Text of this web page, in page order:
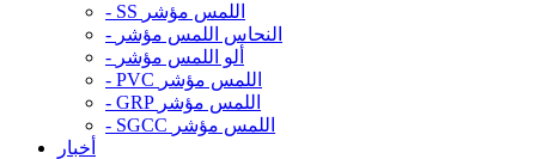
-
SS اللمس مؤشر
- النحاس اللمس مؤشر
- ألو اللمس مؤشر
-
PVC اللمس مؤشر
-
GRP اللمس مؤشر
-
SGCC اللمس مؤشر
أخبار